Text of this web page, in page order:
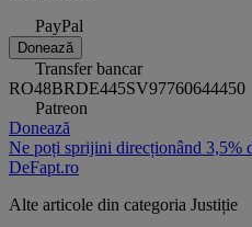
PayPal
Donează
Transfer bancar
RO48BRDE445SV97760644450
Patreon
Donează
Ne poți sprijini direcționând 3,5%
DeFapt.ro
Alte articole din categoria Justiție